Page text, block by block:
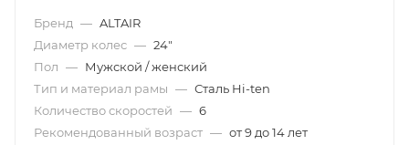
Бренд — ALTAIR
Диаметр колес — 24"
Пол — Мужской / женский
Тип и материал рамы — Сталь Hi-ten
Количество скоростей — 6
Рекомендованный возраст — от 9 до 14 лет